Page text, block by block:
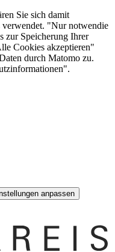
Sie sich damit
verwendet. "Nur notwendie
zur Speicherung Ihrer
Cookies akzeptieren"
durch Matomo zu.
anpassen